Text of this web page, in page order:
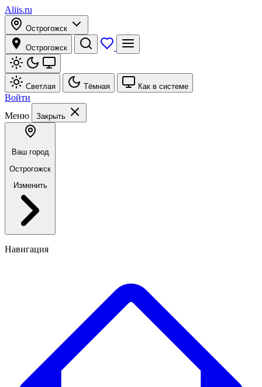
Aliis.ru
Острогожск
Острогожск
Светлая Тёмная Как в системе
Войти
Меню
Закрыть
Ваш город
Острогожск
Изменить
Навигация